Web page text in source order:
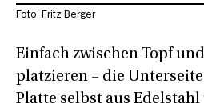
Einfach zwischen Topf
platzieren – die
Platte selbst aus
Foto: Fritz Berger